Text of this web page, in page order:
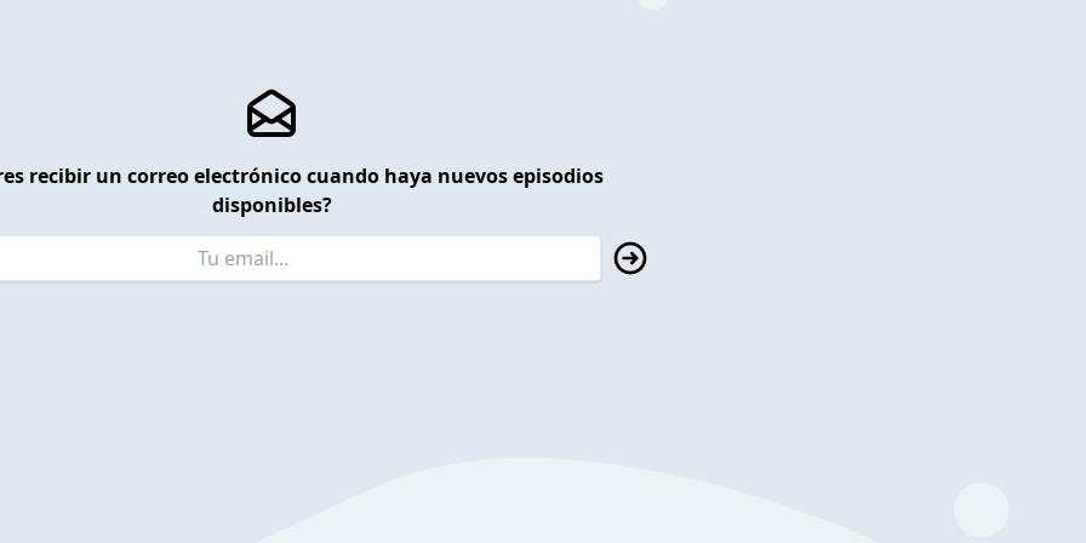
recibir un correo electrónico cuando haya nuevos episodios
disponibles?